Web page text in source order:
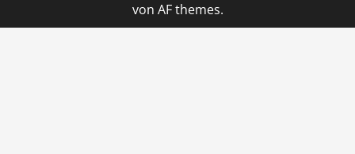
von AF themes.